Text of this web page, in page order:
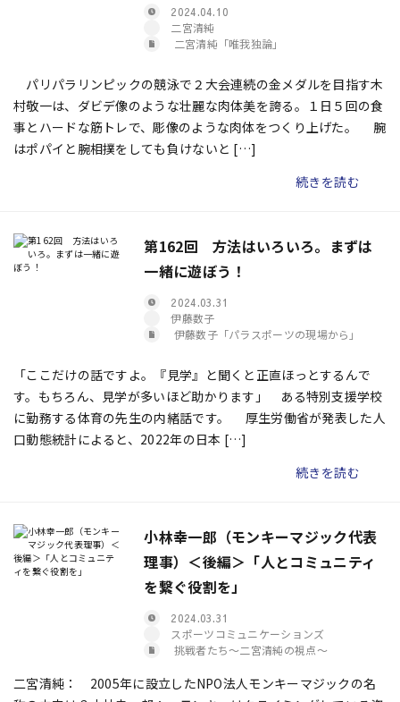
2024.04.10
二宮清純
二宮清純「唯我独論」
パリパラリンピックの競泳で２大会連続の金メダルを目指す木
村敬一は、ダビデ像のような壮麗な肉体美を誇る。１日５回の食
事とハードな筋トレで、彫像のような肉体をつくり上げた。 腕
はポパイと腕相撲をしても負けないと […]
続きを読む
第162回 方法はいろいろ。まずは
一緒に遊ぼう！
2024.03.31
伊藤数子
伊藤数子「パラスポーツの現場から」
「ここだけの話ですよ。『見学』と聞くと正直ほっとするんで
す。もちろん、見学が多いほど助かります」 ある特別支援学校
に勤務する体育の先生の内緒話です。 厚生労働省が発表した人
口動態統計によると、2022年の日本 […]
続きを読む
小林幸一郎（モンキーマジック代表
理事）＜後編＞「人とコミュニティ
を繋ぐ役割を」
2024.03.31
スポーツコミュニケーションズ
挑戦者たち〜二宮清純の視点〜
二宮清純： 2005年に設立したNPO法人モンキーマジックの名